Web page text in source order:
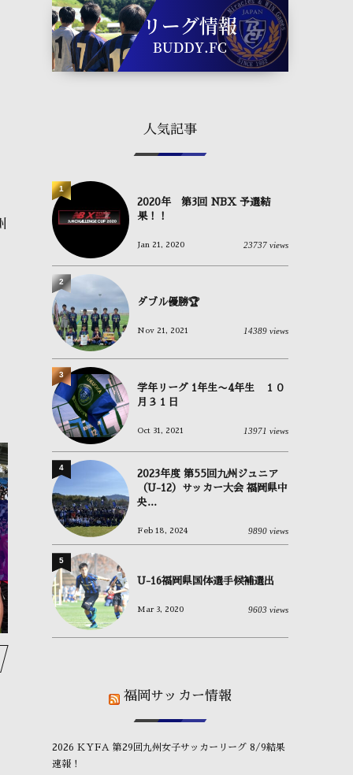
OBが進路報告に来ました⚽
24,2026
⚽もう一つの選手権⚽
January 17,2026
人気記事
2020年 第3回 NBX 予選結
果！！
Jan 21, 2020 23737 views
1
ダブル優勝🏆
Nov 21, 2021 14389 views
2
学年リーグ 1年生〜4年生 １０
月３１日
Oct 31, 2021 13971 views
3
2023年度 第55回九州ジュニア
（U-12）サッカー大会 福岡県中
央...
Feb 18, 2024 9890 views
4
U-16福岡県国体選手候補選出
Mar 3, 2020 9603 views
5
福岡サッカー情報
2026 KYFA 第29回九州女子サッカーリーグ 8/9結果
速報！